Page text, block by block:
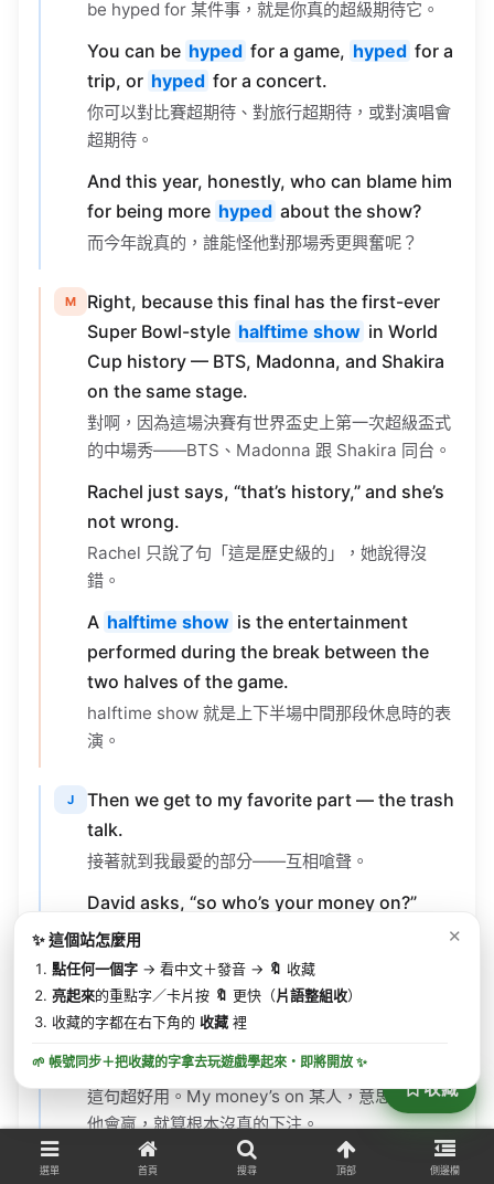
You can be hyped for a game,hyped for a
trip, orhypedfor a concert.
你可以對比賽超期待、對旅行超期待，或對演唱會
超期待。
And this year, honestly, who can blame him
for being morehypedabout the show?
而今年說真的，誰能怪他對那場秀更興奮呢？
Super Bowl-style halftime show in World
Cup history — BTS, Madonna, and Shakira
on the same stage.
對啊，因為這場決賽有世界盃史上第一次超級盃式
的中場秀——BTS、Madonna 跟 Shakira 同台。
Rachel just says, “that’s history,” and she’s
not wrong.
Rachel 只說了句「這是歷史級的」，她說得沒
錯。
A
performed during the break between the
two halves of the game.
halftime show 就是上下半場中間那段休息時的表
演。
talk.
接著就到我最愛的部分——互相嗆聲。
David asks, “so who’s your money on?”
David 問：「那你賭誰贏？」
That’s a fantastic little phrase. “My money’s
on someone” means that’s who you’re
betting will win, even when there’s no
actual money on the table.
這句超好用。My money’s on 某人，意思是你賭
他會贏，就算根本沒真的下注。
You can say “my money’s on Brazil” or “I’d
put money on France.”
選單 首頁 搜尋 頂部 側邊欄
收藏
✨ 這個站怎麼用
點任何一個字 → 看中文＋發音 → 🔖 收藏
亮起來的重點字／卡片按 🔖 更快（片語整組收）
收藏的字都在右下角的 收藏 裡
🌱 帳號同步＋把收藏的字拿去玩遊戲學起來・ 即將開放 ✨
✕